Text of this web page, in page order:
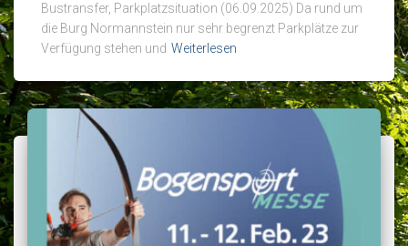
Bustransfer, Parkplatzsituation (06.09.2025) Da rund um
die Burg Normannstein nur sehr begrenzt Parkplätze zur
Verfügung stehen und Weiterlesen